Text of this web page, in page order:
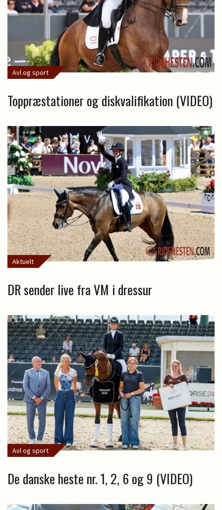
Avl og sport
Toppræstationer og diskvalifikation (VIDEO)
Aktuelt
DR sender live fra VM i dressur
Avl og sport
De danske heste nr. 1, 2, 6 og 9 (VIDEO)